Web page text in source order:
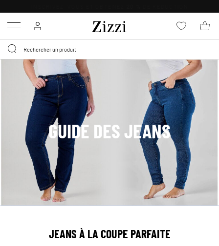
Menu
GUIDE DES JEANS
JEANS À LA COUPE PARFAITE